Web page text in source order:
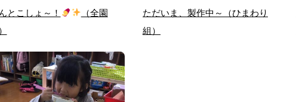
とこしょ～！
（全園
ただいま、製作中～（ひまわり
組）